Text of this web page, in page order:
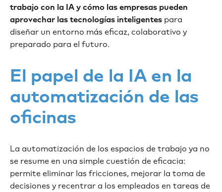
trabajo con la IA y cómo las empresas pueden
aprovechar las tecnologías inteligentes para
diseñar un entorno más eficaz, colaborativo y
preparado para el futuro.
El papel de la IA en la
automatización de las
oficinas
La automatización de los espacios de trabajo ya no
se resume en una simple cuestión de eficacia:
permite eliminar las fricciones, mejorar la toma de
decisiones y recentrar a los empleados en tareas de